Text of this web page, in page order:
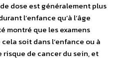
dose est généralement plus
l’enfance qu’à l’âge
montré que les examens
soit dans l’enfance ou à
risque de cancer du sein, et